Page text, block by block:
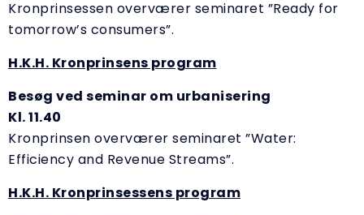
Kronprinsessen overværer seminaret ”Ready for
tomorrow’s consumers”.
H.K.H. Kronprinsens program
Besøg ved seminar om urbanisering
Kl. 11.40
Kronprinsen overværer seminaret ”Water:
Efficiency and Revenue Streams”.
H.K.H. Kronprinsessens program